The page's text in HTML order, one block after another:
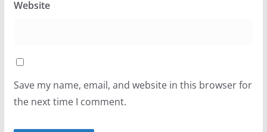
Website
Save my name, email, and website in this browser for
the next time I comment.